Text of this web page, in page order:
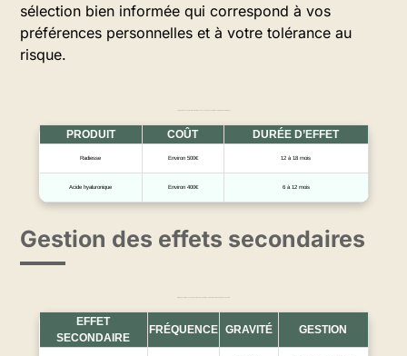
sélection bien informée qui correspond à vos
préférences personnelles et à votre tolérance au
risque.
PRODUIT COÛT DURÉE D’EFFET
Radiesse Environ 500€ 12 à 18 mois
Acide hyaluronique Environ 400€ 6 à 12 mois
Gestion des effets secondaires
EFFET
SECONDAIRE
FRÉQUENCE GRAVITÉ GESTION